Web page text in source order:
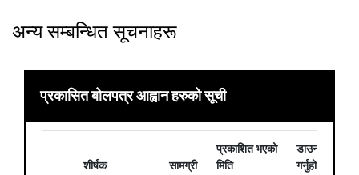
अन्य सम्बन्धित सूचनाहरू
प्रकासित बोलपत्र आह्वान हरुको सूची
शीर्षक सामग्री
प्रकाशित भएको
मिति
डाउनलोड
गर्नुहोस्